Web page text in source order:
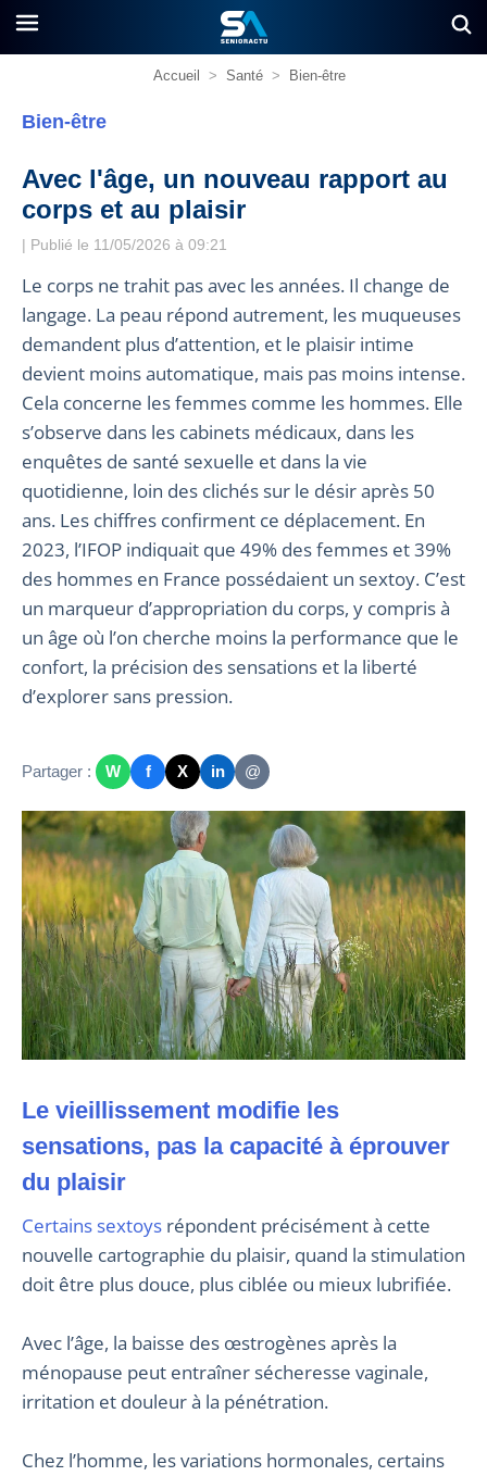
Accueil > Santé > Bien-être
Bien-être
Avec l'âge, un nouveau rapport au
corps et au plaisir
| Publié le 11/05/2026 à 09:21
Le corps ne trahit pas avec les années. Il change de
langage. La peau répond autrement, les muqueuses
demandent plus d’attention, et le plaisir intime
devient moins automatique, mais pas moins intense.
Cela concerne les femmes comme les hommes. Elle
s’observe dans les cabinets médicaux, dans les
enquêtes de santé sexuelle et dans la vie
quotidienne, loin des clichés sur le désir après 50
ans. Les chiffres confirment ce déplacement. En
2023, l’IFOP indiquait que 49% des femmes et 39%
des hommes en France possédaient un sextoy. C’est
un marqueur d’appropriation du corps, y compris à
un âge où l’on cherche moins la performance que le
confort, la précision des sensations et la liberté
d’explorer sans pression.
Partager : W f X in @
Le vieillissement modifie les
sensations, pas la capacité à éprouver
du plaisir
Certains sextoys répondent précisément à cette
nouvelle cartographie du plaisir, quand la stimulation
doit être plus douce, plus ciblée ou mieux lubrifiée.
Avec l’âge, la baisse des œstrogènes après la
ménopause peut entraîner sécheresse vaginale,
irritation et douleur à la pénétration.
Chez l’homme, les variations hormonales, certains